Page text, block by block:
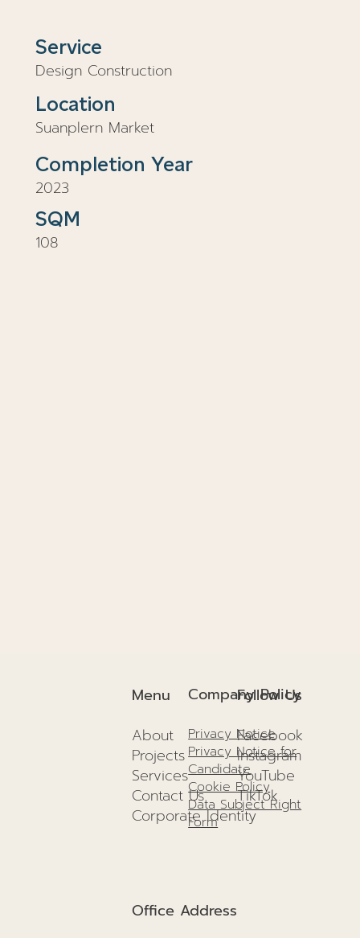
Service
Design Construction
Location
Suanplern Market
Completion Year
2023
SQM
108
Menu
About
Projects
Services
Contact Us
Corporate Identity
Office Address
Follow Us
Facebook
Instagram
YouTube
TikTok
Company Policy
Privacy Notice
Privacy Notice for
Candidate
Cookie Policy
Data Subject Right
Form